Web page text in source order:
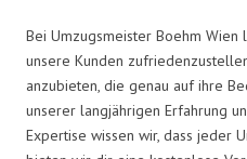
Bei Umzugsmeister Boehm
unsere Kunden
anzubieten, die genau auf ihre
unserer langjährigen Erfahrung
Expertise wissen wir, dass jeder